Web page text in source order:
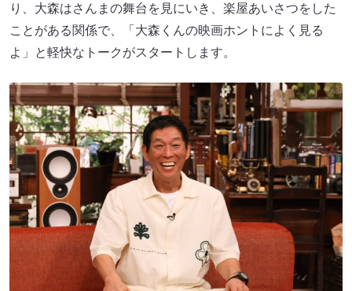
り、大森はさんまの舞台を見にいき、楽屋あいさつをした
ことがある関係で、「大森くんの映画ホントによく見る
よ」と軽快なトークがスタートします。